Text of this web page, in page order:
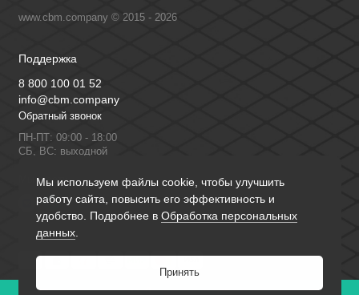
0
Мы используем файлы cookie, чтобы улучшить
работу сайта, повысить его эффективность и
удобство. Подробнее в Обработка персональных
данных
Принять
www.cbm.company © 2015 - 2026
Поддержка
8 800 100 01 52
info@cbm.company
Обратный звонок
ПН-ПТ: 09:00 - 18:00
СБ, ВС: выходной
Мы в сети